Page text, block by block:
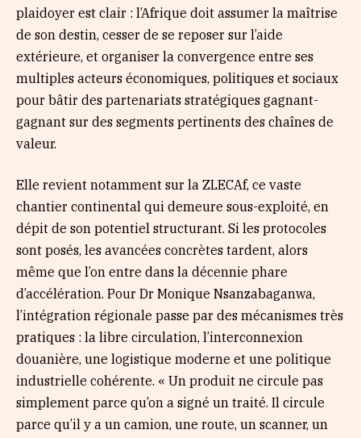
plaidoyer est clair : l’Afrique doit assumer la maîtrise
de son destin, cesser de se reposer sur l’aide
extérieure, et organiser la convergence entre ses
multiples acteurs économiques, politiques et sociaux
pour bâtir des partenariats stratégiques gagnant-
gagnant sur des segments pertinents des chaînes de
valeur.
Elle revient notamment sur la ZLECAf, ce vaste
chantier continental qui demeure sous-exploité, en
dépit de son potentiel structurant. Si les protocoles
sont posés, les avancées concrètes tardent, alors
même que l’on entre dans la décennie phare
d’accélération. Pour Dr Monique Nsanzabaganwa,
l’intégration régionale passe par des mécanismes très
pratiques : la libre circulation, l’interconnexion
douanière, une logistique moderne et une politique
industrielle cohérente. « Un produit ne circule pas
simplement parce qu’on a signé un traité. Il circule
parce qu’il y a un camion, une route, un scanner, un